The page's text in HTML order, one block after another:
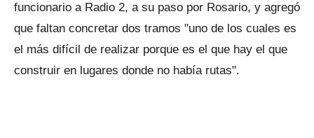
funcionario a Radio 2, a su paso por Rosario, y agregó
que faltan concretar dos tramos "uno de los cuales es
el más difícil de realizar porque es el que hay el que
construir en lugares donde no había rutas".